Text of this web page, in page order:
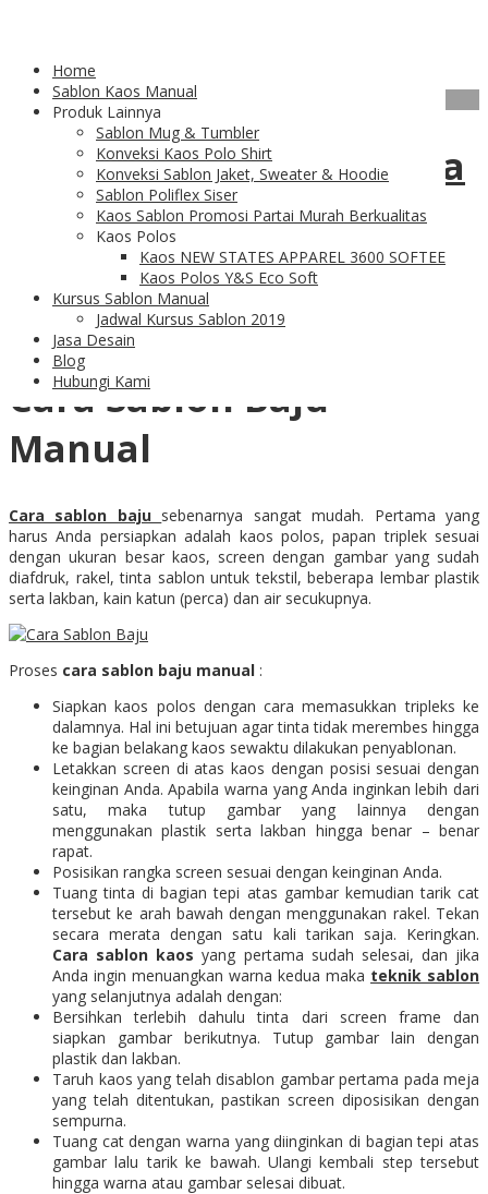
Home
Sablon Kaos Manual
Produk Lainnya
Sablon Mug & Tumbler
Konveksi Kaos Polo Shirt
Konveksi Sablon Jaket, Sweater & Hoodie
Sablon Poliflex Siser
Kaos Sablon Promosi Partai Murah Berkualitas
Kaos Polos
Kaos NEW STATES APPAREL 3600 SOFTEE
Kaos Polos Y&S Eco Soft
Kursus Sablon Manual
Jadwal Kursus Sablon 2019
Jasa Desain
Blog
Hubungi Kami
Feb
Cara Sablon Baju Secara
Manual
Beberapa Teknik dan
Cara Sablon Baju
Manual
Cara sablon baju sebenarnya sangat mudah. Pertama yang
harus Anda persiapkan adalah kaos polos, papan triplek sesuai
dengan ukuran besar kaos, screen dengan gambar yang sudah
diafdruk, rakel, tinta sablon untuk tekstil, beberapa lembar plastik
serta lakban, kain katun (perca) dan air secukupnya.
Proses cara sablon baju manual :
Siapkan kaos polos dengan cara memasukkan tripleks ke
dalamnya. Hal ini betujuan agar tinta tidak merembes hingga
ke bagian belakang kaos sewaktu dilakukan penyablonan.
Letakkan screen di atas kaos dengan posisi sesuai dengan
keinginan Anda. Apabila warna yang Anda inginkan lebih dari
satu, maka tutup gambar yang lainnya dengan
menggunakan plastik serta lakban hingga benar – benar
rapat.
Posisikan rangka screen sesuai dengan keinginan Anda.
Tuang tinta di bagian tepi atas gambar kemudian tarik cat
tersebut ke arah bawah dengan menggunakan rakel. Tekan
secara merata dengan satu kali tarikan saja. Keringkan.
Cara sablon kaos yang pertama sudah selesai, dan jika
Anda ingin menuangkan warna kedua maka teknik sablon
yang selanjutnya adalah dengan:
Bersihkan terlebih dahulu tinta dari screen frame dan
siapkan gambar berikutnya. Tutup gambar lain dengan
plastik dan lakban.
Taruh kaos yang telah disablon gambar pertama pada meja
yang telah ditentukan, pastikan screen diposisikan dengan
sempurna.
Tuang cat dengan warna yang diinginkan di bagian tepi atas
gambar lalu tarik ke bawah. Ulangi kembali step tersebut
hingga warna atau gambar selesai dibuat.